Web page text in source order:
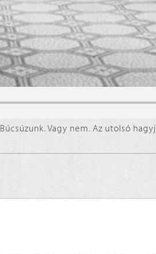
Vagy nem. Az utolsó